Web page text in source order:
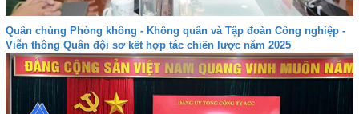
Quân chủng Phòng không - Không quân và Tập đoàn Công nghiệp -
Viễn thông Quân đội sơ kết hợp tác chiến lược năm 2025